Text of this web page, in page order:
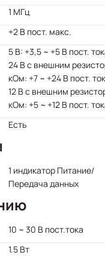
1 МГц
+2 В пост. макс.
5 В: +3,5 ~ +5 В пост.
24 В с внешним
кОм: +7 ~ +24 В пост.
12 В с внешним
кОм: +5 ~ +12 В пост.
Есть
1 индикатор Питание/
Передача данных
10 ~ 30 В пост.тока
1.5 Вт